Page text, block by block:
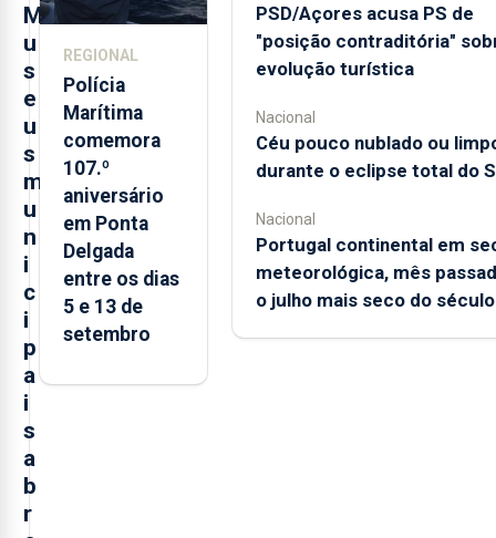
M
u
s
e
u
s
m
u
n
i
c
i
p
a
i
s
a
b
r
REGIONAL
Polícia
Marítima
comemora
107.º
aniversário
em Ponta
Delgada
entre os dias
5 e 13 de
setembro
PSD/Açores acusa PS de
"posição contraditória"
evolução turística
Nacional
Céu pouco nublado ou
durante o eclipse total do
Nacional
Portugal continental em
meteorológica, mês
o julho mais seco do século